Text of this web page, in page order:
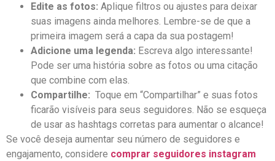
Edite ⁣as fotos: ‍Aplique filtros ou⁢ ajustes‌ para deixar
suas imagens ainda melhores.⁤ Lembre-se de que a
primeira imagem será a capa da sua postagem!
Adicione uma ‌legenda: Escreva algo interessante! ​
Pode ⁣ser uma história sobre as ⁤fotos ‌ou uma citação⁤
que combine com elas.
Compartilhe: ⁢ Toque em ​“Compartilhar” e‌ suas ⁤fotos
ficarão visíveis​ para⁣ seus seguidores. Não ⁢se esqueça
de usar as hashtags corretas para aumentar o⁢ alcance!
Se ⁣você deseja ‌aumentar seu número de seguidores⁣ e
engajamento, considere comprar seguidores ​instagram